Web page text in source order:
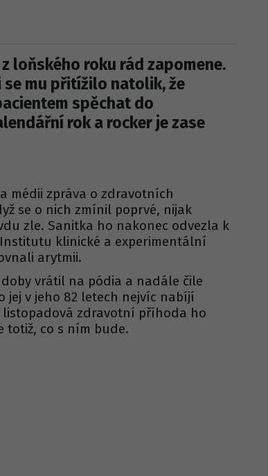
loňského roku rád zapomene.
se mu přitížilo natolik, že
spěchat do
rok a rocker je zase
médii zpráva o zdravotních
se o nich zmínil poprvé, nijak
zle. Sanitka ho nakonec odvezla k
klinické a experimentální
arytmii.
vrátil na pódia a nadále čile
jej v jeho 82 letech nejvíc nabíjí
listopadová zdravotní příhoda ho
totiž, co s ním bude.